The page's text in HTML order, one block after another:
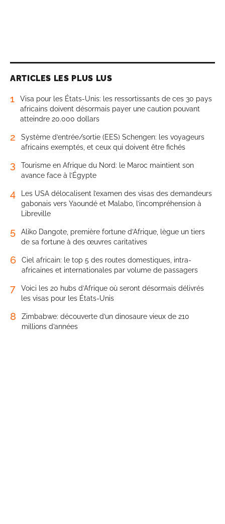
ARTICLES LES PLUS LUS
1
Visa pour les États-Unis: les ressortissants de ces 30 pays
africains doivent désormais payer une caution pouvant
atteindre 20.000 dollars
2
Système d’entrée/sortie (EES) Schengen: les voyageurs
africains exemptés, et ceux qui doivent être fichés
3
Tourisme en Afrique du Nord: le Maroc maintient son
avance face à l’Égypte
4
Les USA délocalisent l’examen des visas des demandeurs
gabonais vers Yaoundé et Malabo, l’incompréhension à
Libreville
5
Aliko Dangote, première fortune d’Afrique, lègue un tiers
de sa fortune à des œuvres caritatives
6
Ciel africain: le top 5 des routes domestiques, intra-
africaines et internationales par volume de passagers
7
Voici les 20 hubs d’Afrique où seront désormais délivrés
les visas pour les États-Unis
8
Zimbabwe: découverte d’un dinosaure vieux de 210
millions d’années